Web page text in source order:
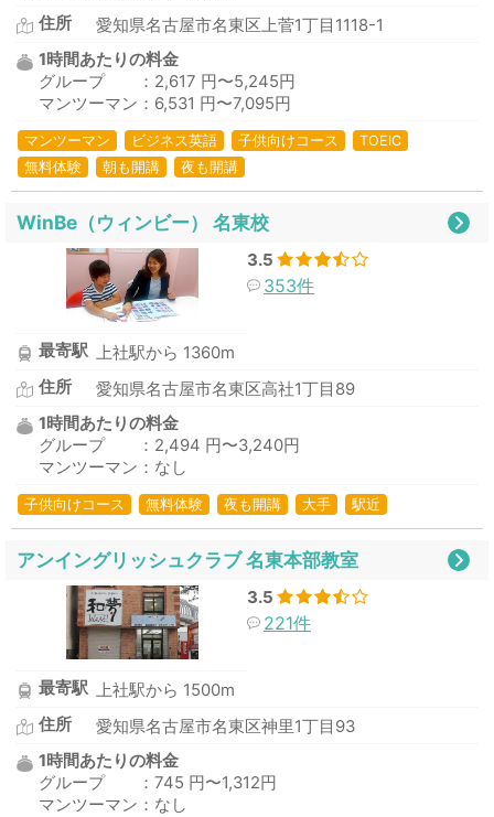
住所
愛知県名古屋市名東区上菅1丁目1118-1
1時間あたりの料金
グループ ：2,617 円〜5,245円
マンツーマン：6,531 円〜7,095円
マンツーマン ビジネス英語 子供向けコース
TOEIC
無料体験
朝も開講 夜も開講
WinBe（ウィンビー） 名東校
3.5
353件
最寄駅 上社駅から 1360m
住所
愛知県名古屋市名東区高社1丁目89
1時間あたりの料金
グループ ：2,494 円〜3,240円
マンツーマン：なし
子供向けコース 無料体験 夜も開講 大手 駅近
アンイングリッシュクラブ 名東本部教室
3.5
221件
最寄駅 上社駅から 1500m
住所
愛知県名古屋市名東区神里1丁目93
1時間あたりの料金
グループ ：745 円〜1,312円
マンツーマン：なし